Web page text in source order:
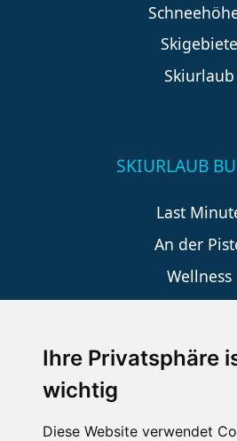
Ihre Privatsphäre
wichtig
Diese Website verwendet
Skigebiete
Skiurlaub
SKIURLAUB
Last
An der
Wellness
SCHNEEHÖHEN
Die Schneehoehen Ski APP für
Muss für alle Wintersportler